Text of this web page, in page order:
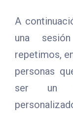
A
una
repetimos,
personas
ser un